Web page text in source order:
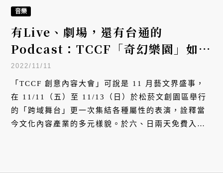
音樂
有Live、劇場，還有台通的
Podcast：TCCF「奇幻樂園」如何
勾勒未來世界的流行音樂表演？
2022/11/11
「TCCF 創意內容大會」可說是 11 月藝文界盛事，
在 11/11（五）至 11/13（日）於松菸文創園區舉行
的「跨域舞台」更一次集結各種屬性的表演，詮釋當
今文化內容產業的多元樣貌。於六、日兩天免費入場